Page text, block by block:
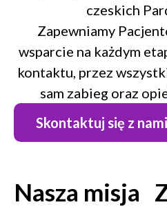
czeskich
Zapewniamy
wsparcie na każdym
kontaktu, przez
sam zabieg oraz
Skontaktuj się z nami
Nasza misja